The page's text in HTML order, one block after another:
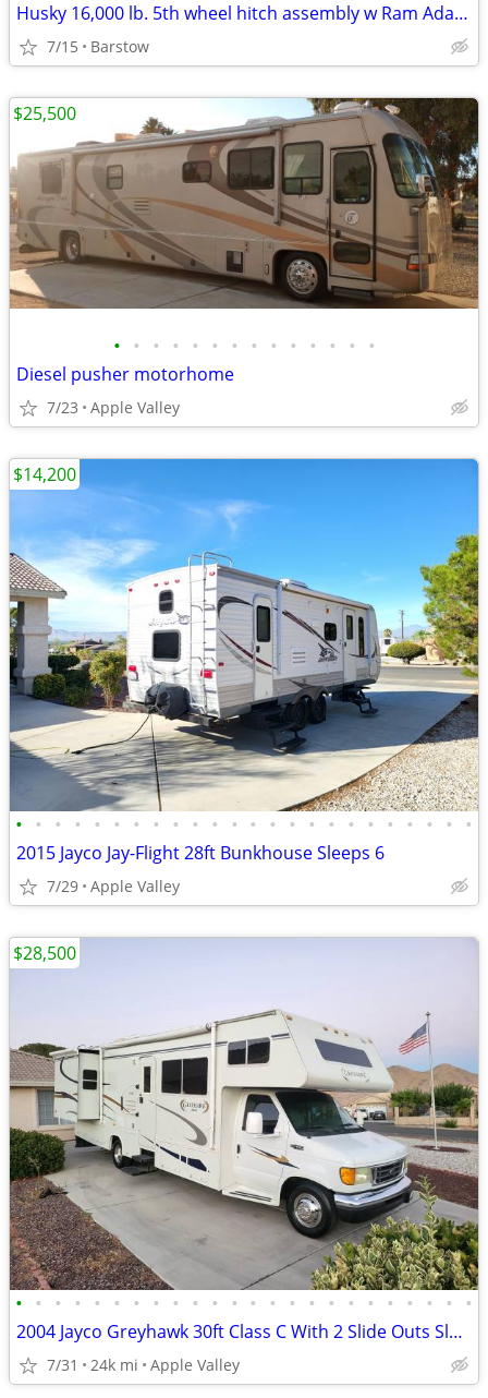
Husky 16,000 lb. 5th wheel hitch assembly w Ram Adapter
7/15 Barstow
• • • • • • • • • • • • • •
Diesel pusher motorhome
7/23 Apple Valley
$25,500
• • • • • • • • • • • • • • • • • • • • • • • •
2015 Jayco Jay-Flight 28ft Bunkhouse Sleeps 6
7/29 Apple Valley
$14,200
• • • • • • • • • • • • • • • • • • • • • • • •
2004 Jayco Greyhawk 30ft Class C With 2 Slide Outs Sleeps 8
7/31 24k mi Apple Valley
$28,500